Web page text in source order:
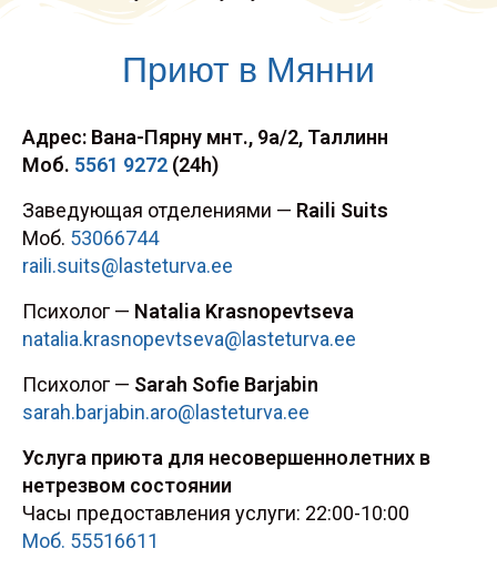
Приют в Мянни
Адрес: Вана-Пярну мнт., 9а/2, Таллинн
Моб. 5561 9272 (24h)
Заведующая отделениями — Raili Suits
Моб. 53066744
raili.suits@lasteturva.ee
Психолог — Natalia Krasnopevtseva
natalia.krasnopevtseva@lasteturva.ee
Психолог — Sarah Sofie Barjabin
sarah.barjabin.aro@lasteturva.ee
Услуга приюта для несовершеннолетних в
нетрезвом состоянии
Часы предоставления услуги: 22:00-10:00
Моб. 55516611